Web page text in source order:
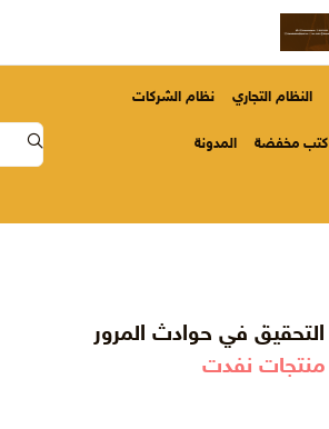
النظام التجاري نظام الشركات
كتب مخفضة المدونة
التحقيق في حوادث المرور
منتجات نفدت